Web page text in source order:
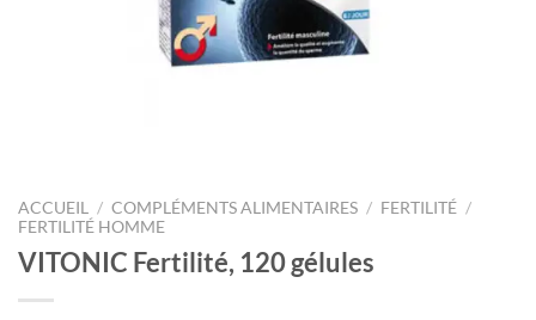
ACCUEIL / COMPLÉMENTS ALIMENTAIRES / FERTILITÉ /
FERTILITÉ HOMME
VITONIC Fertilité, 120 gélules